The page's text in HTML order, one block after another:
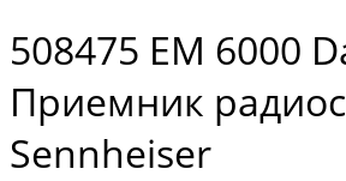
508475 EM 6000
Приемник
Sennheiser